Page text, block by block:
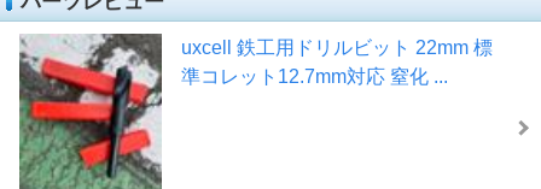
uxcell 鉄工用ドリルビット 22mm 標
準コレット12.7mm対応 窒化 ...